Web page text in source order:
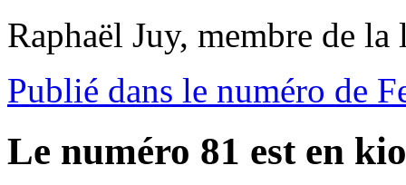
Raphaël Juy, membre de
Publié dans le numéro de
Le numéro 81 est en